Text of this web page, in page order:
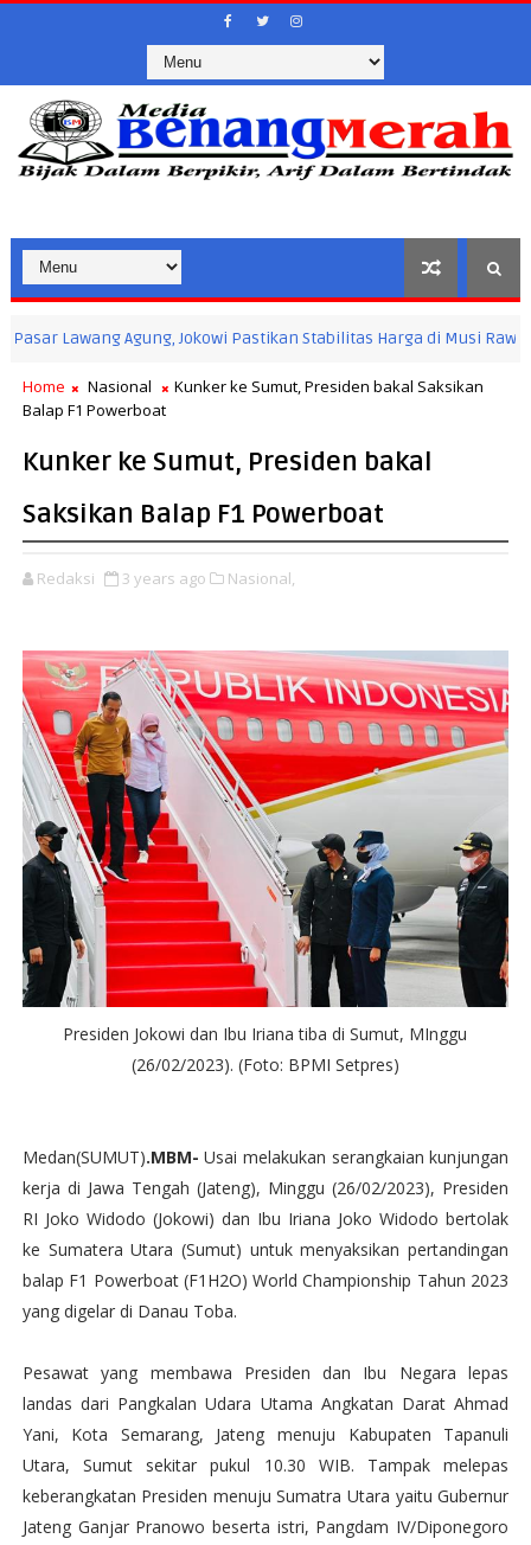
Agung, Jokowi Pastikan Stabilitas Harga di Musi Rawas Utara
Home Nasional
Kunker ke Sumut, Presiden bakal Saksikan
Balap F1 Powerboat
Kunker ke Sumut, Presiden bakal
Saksikan Balap F1 Powerboat
Redaksi 3 years ago Nasional,
Presiden Jokowi dan Ibu Iriana tiba di Sumut, MInggu
(26/02/2023). (Foto: BPMI Setpres)
Medan(SUMUT).MBM- Usai melakukan serangkaian kunjungan
kerja di Jawa Tengah (Jateng), Minggu (26/02/2023), Presiden
RI Joko Widodo (Jokowi) dan Ibu Iriana Joko Widodo bertolak
ke Sumatera Utara (Sumut) untuk menyaksikan pertandingan
balap F1 Powerboat (F1H2O) World Championship Tahun 2023
yang digelar di Danau Toba.
Pesawat yang membawa Presiden dan Ibu Negara lepas
landas dari Pangkalan Udara Utama Angkatan Darat Ahmad
Yani, Kota Semarang, Jateng menuju Kabupaten Tapanuli
Utara, Sumut sekitar pukul 10.30 WIB. Tampak melepas
keberangkatan Presiden menuju Sumatra Utara yaitu Gubernur
Jateng Ganjar Pranowo beserta istri, Pangdam IV/Diponegoro